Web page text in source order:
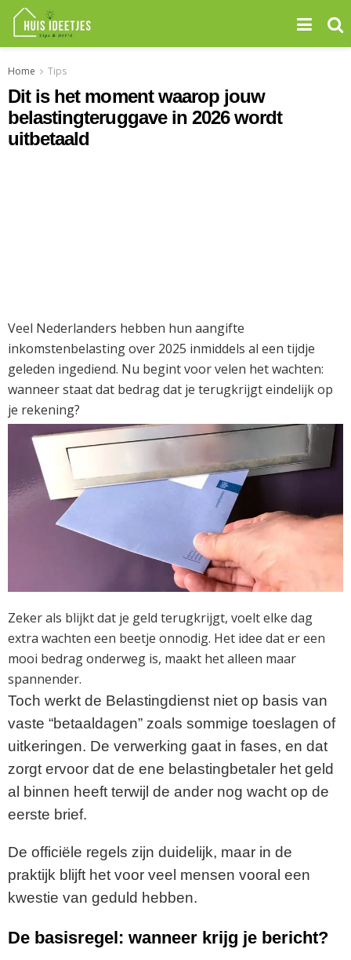
Home Tips
Dit is het moment waarop jouw
belastingteruggave in 2026 wordt
uitbetaald
Veel Nederlanders hebben hun aangifte
inkomstenbelasting over 2025 inmiddels al een tijdje
geleden ingediend. Nu begint voor velen het wachten:
wanneer staat dat bedrag dat je terugkrijgt eindelijk op
je rekening?
Zeker als blijkt dat je geld terugkrijgt, voelt elke dag
extra wachten een beetje onnodig. Het idee dat er een
mooi bedrag onderweg is, maakt het alleen maar
spannender.
Toch werkt de Belastingdienst niet op basis van
vaste “betaaldagen” zoals sommige toeslagen of
uitkeringen. De verwerking gaat in fases, en dat
zorgt ervoor dat de ene belastingbetaler het geld
al binnen heeft terwijl de ander nog wacht op de
eerste brief.
De officiële regels zijn duidelijk, maar in de
praktijk blijft het voor veel mensen vooral een
kwestie van geduld hebben.
De basisregel: wanneer krijg je bericht?